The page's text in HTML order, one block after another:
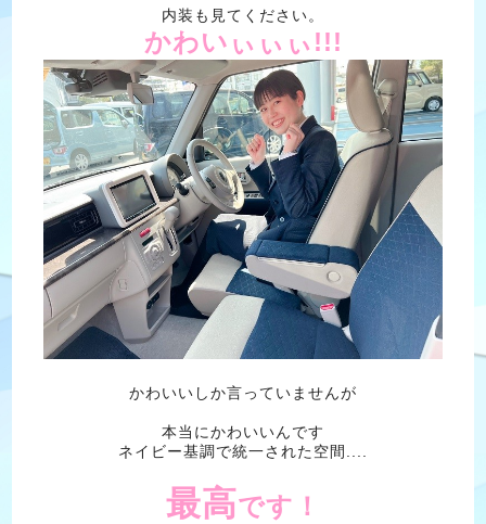
内装も見てください。
かわいぃぃぃ!!!
かわいいしか言っていませんが
本当にかわいいんです
ネイビー基調で統一された空間....
最高です！